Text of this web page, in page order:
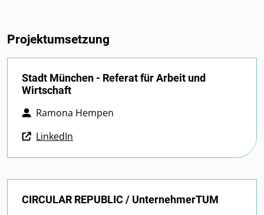
Projektumsetzung
Stadt München - Referat für Arbeit und
Wirtschaft
Ramona Hempen
LinkedIn
CIRCULAR REPUBLIC / UnternehmerTUM